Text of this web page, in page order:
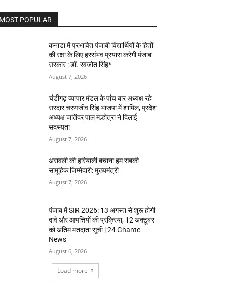
MOST POPULAR
कनाडा में प्रभावित पंजाबी विद्यार्थियों के हितों
की रक्षा के लिए हरसंभव प्रयास करेगी पंजाब
सरकार : डॉ. रवजोत सिंह*
August 7, 2026
चंडीगढ़ व्यापार मंडल के पांच बार अध्यक्ष रहे
सरदार चरणजीव सिंह भाजपा में शामिल, प्रदेश
अध्यक्ष जतिंदर पाल मल्होत्रा ने दिलाई
सदस्यता
August 7, 2026
अरावली की हरियाली बचाना हम सबकी
सामूहिक जिम्मेदारी: मुख्यमंत्री
August 7, 2026
पंजाब में SIR 2026: 13 अगस्त से शुरू होगी
दावे और आपत्तियों की प्रक्रिया, 12 अक्टूबर
को अंतिम मतदाता सूची | 24 Ghante
News
August 6, 2026
Load more